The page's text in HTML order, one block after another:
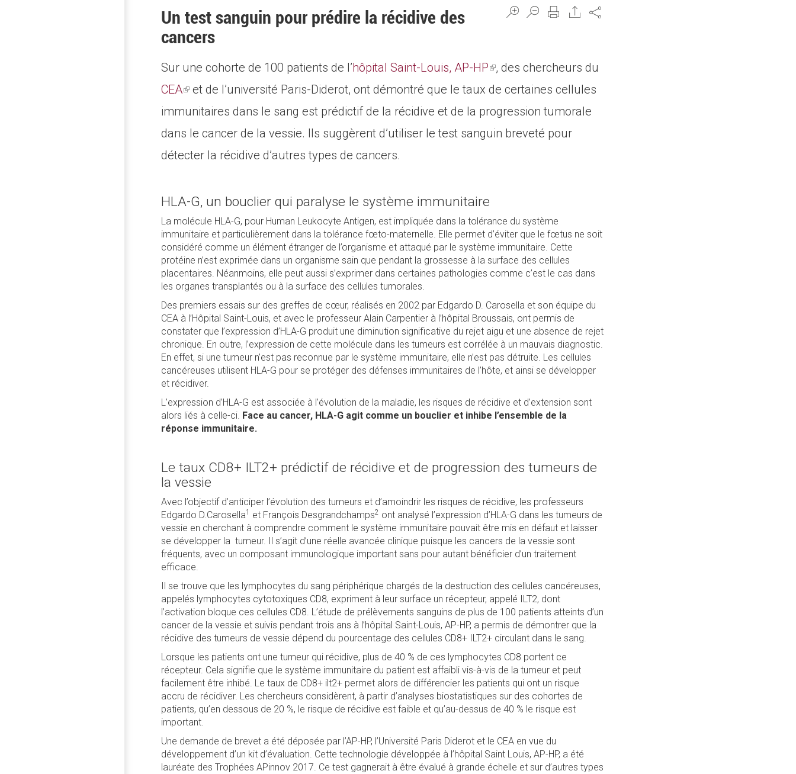
Share
Un test sanguin pour prédire la récidive des
cancers
Sur une cohorte de 100 patients de l’hôpital Saint-Louis, AP-HP(link
is
external)
, des chercheurs du
CEA(link
is
external)
et de l’université Paris-Diderot, ont démontré que le taux de certaines cellules
immunitaires dans le sang est prédictif de la récidive et de la progression tumorale
dans le cancer de la vessie. Ils suggèrent d’utiliser le test sanguin breveté pour
détecter la récidive d’autres types de cancers.
HLA-G, un bouclier qui paralyse le système immunitaire
La molécule HLA-G, pour Human Leukocyte Antigen, est impliquée dans la tolérance du système
immunitaire et particulièrement dans la tolérance fœto-maternelle. Elle permet d’éviter que le fœtus ne soit
considéré comme un élément étranger de l’organisme et attaqué par le système immunitaire. Cette
protéine n’est exprimée dans un organisme sain que pendant la grossesse à la surface des cellules
placentaires. Néanmoins, elle peut aussi s’exprimer dans certaines pathologies comme c’est le cas dans
les organes transplantés ou à la surface des cellules tumorales.
Des premiers essais sur des greffes de cœur, réalisés en 2002 par Edgardo D. Carosella et son équipe du
CEA à l’Hôpital Saint-Louis, et avec le professeur Alain Carpentier à l’hôpital Broussais, ont permis de
constater que l’expression d’HLA-G produit une diminution significative du rejet aigu et une absence de rejet
chronique. En outre, l’expression de cette molécule dans les tumeurs est corrélée à un mauvais diagnostic.
En effet, si une tumeur n’est pas reconnue par le système immunitaire, elle n’est pas détruite. Les cellules
cancéreuses utilisent HLA-G pour se protéger des défenses immunitaires de l’hôte, et ainsi se développer
et récidiver.
L’expression d’HLA-G est associée à l’évolution de la maladie, les risques de récidive et d’extension sont
alors liés à celle-ci. Face au cancer, HLA-G agit comme un bouclier et inhibe l’ensemble de la
réponse immunitaire.
Le taux CD8+ ILT2+ prédictif de récidive et de progression des tumeurs de
la vessie
Avec l’objectif d’anticiper l’évolution des tumeurs et d’amoindrir les risques de récidive, les professeurs
Edgardo D.Carosella1 et François Desgrandchamps2 ont analysé l’expression d’HLA-G dans les tumeurs de
vessie en cherchant à comprendre comment le système immunitaire pouvait être mis en défaut et laisser
se développer la tumeur. Il s’agit d’une réelle avancée clinique puisque les cancers de la vessie sont
fréquents, avec un composant immunologique important sans pour autant bénéficier d’un traitement
efficace.
Il se trouve que les lymphocytes du sang périphérique chargés de la destruction des cellules cancéreuses,
appelés lymphocytes cytotoxiques CD8, expriment à leur surface un récepteur, appelé ILT2, dont
l’activation bloque ces cellules CD8. L’étude de prélèvements sanguins de plus de 100 patients atteints d’un
cancer de la vessie et suivis pendant trois ans à l’hôpital Saint-Louis, AP-HP, a permis de démontrer que la
récidive des tumeurs de vessie dépend du pourcentage des cellules CD8+ ILT2+ circulant dans le sang.
Lorsque les patients ont une tumeur qui récidive, plus de 40 % de ces lymphocytes CD8 portent ce
récepteur. Cela signifie que le système immunitaire du patient est affaibli vis-à-vis de la tumeur et peut
facilement être inhibé. Le taux de CD8+ ilt2+ permet alors de différencier les patients qui ont un risque
accru de récidiver. Les chercheurs considèrent, à partir d’analyses biostatistiques sur des cohortes de
patients, qu’en dessous de 20 %, le risque de récidive est faible et qu’au-dessus de 40 % le risque est
important.
Une demande de brevet a été déposée par l’AP-HP, l’Université Paris Diderot et le CEA en vue du
développement d’un kit d’évaluation. Cette technologie développée à l’hôpital Saint Louis, AP-HP, a été
lauréate des Trophées APinnov 2017. Ce test gagnerait à être évalué à grande échelle et sur d’autres types